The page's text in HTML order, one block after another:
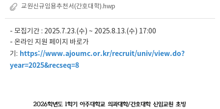
교원신규임용추천서(간호대학).hwp
- 모집기간 : 2025.7.23.(수) ~ 2025.8.13.(수) 17:00
- 온라인 지원 페이지 바로가
기: https://www.ajoumc.or.kr/recruit/univ/view.do?
year=2025&recseq=8